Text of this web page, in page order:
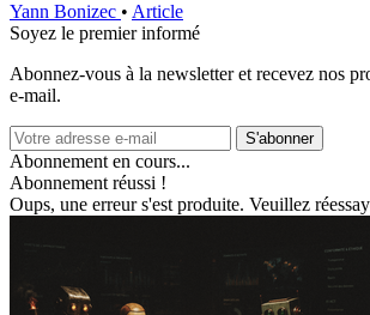
Yann Bonizec • Article
Soyez le premier informé
Abonnez‑vous à la newsletter et recevez nos
e‑mail.
S'abonner
Abonnement en cours...
Abonnement réussi !
Oups, une erreur s'est produite. Veuillez